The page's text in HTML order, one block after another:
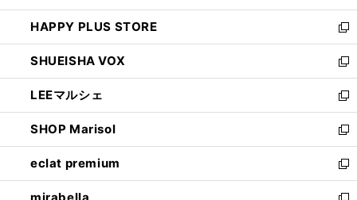
ン
ド
ウ
で
開
く
ウ
ィ
ン
ド
ウ
で
開
く
し
い
ウ
ィ
ン
ド
ウ
で
開
く
HAPPY PLUS STORE
新
し
い
ウ
ィ
ン
ド
ウ
で
開
く
SHUEISHA VOX
新
し
い
ウ
ィ
ン
ド
ウ
LEEマルシェ
新
し
い
ウ
ィ
ン
SHOP Marisol
新
し
い
ウ
eclat premium
新
し